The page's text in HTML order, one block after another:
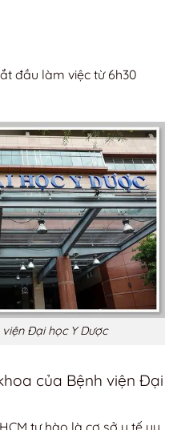
đầu làm việc từ 6h30
Đại học Y Dược
của Bệnh viện Đại
tự hào là cơ sở y tế uy